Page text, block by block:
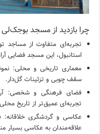
چرا بازدید از مسجد
تجربه‌ای متفاوت از مساجد
استانبول، این مسجد فضایی
معماری تاریخی و محلی:
سقف چوبی و تزئینات گل‌دار.
تجربه‌ای عمیق‌تر از تاریخ
عکاسی و گردشگری
علاقه‌مندان به عکاسی بسیار